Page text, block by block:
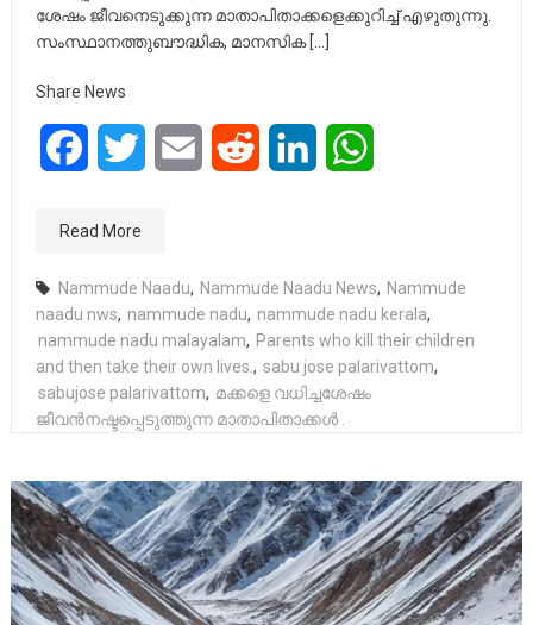
ശേഷം ജീവനെടുക്കുന്ന മാതാപിതാക്കളെക്കുറിച്ച് എഴുതുന്നു.
സംസ്ഥാനത്തുബൗദ്ധിക, മാനസിക […]
Share News
FacebookTwitter Email Reddit LinkedIn
Read More
Nammude Naadu, Nammude Naadu News, Nammude
naadu nws, nammude nadu, nammude nadu kerala,
nammude nadu malayalam, Parents who kill their children
and then take their own lives., sabu jose palarivattom,
sabujose palarivattom, മക്കളെ വധിച്ചശേഷം
ജീവൻനഷ്ടപ്പെടുത്തുന്ന മാതാപിതാക്കൾ .